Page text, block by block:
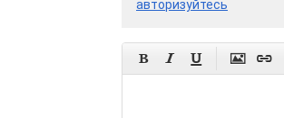
авторизуйтесь
    